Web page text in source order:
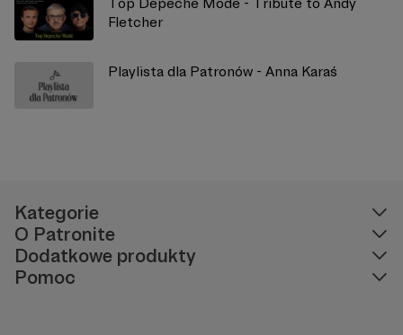
Fletcher
Playlista dla Patronów - Anna Karaś
Kategorie
O Patronite
Dodatkowe produkty
Pomoc